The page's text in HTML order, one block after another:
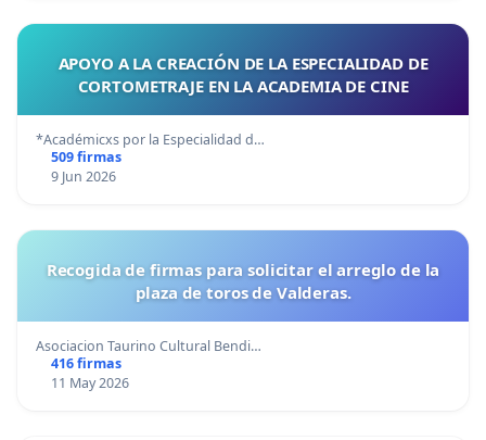
APOYO A LA CREACIÓN DE LA ESPECIALIDAD DE
CORTOMETRAJE EN LA ACADEMIA DE CINE
*Académicxs por la Especialidad d…
509 firmas
9 Jun 2026
Recogida de firmas para solicitar el arreglo de la
plaza de toros de Valderas.
Asociacion Taurino Cultural Bendi…
416 firmas
11 May 2026